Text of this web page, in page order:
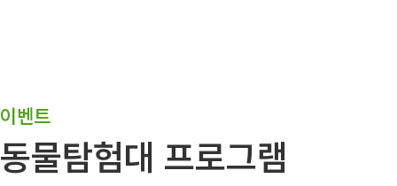
이벤트
동물탐험대 프로그램